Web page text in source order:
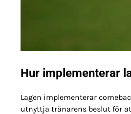
Hur implementerar
Lagen implementerar
utnyttja tränarens beslut för